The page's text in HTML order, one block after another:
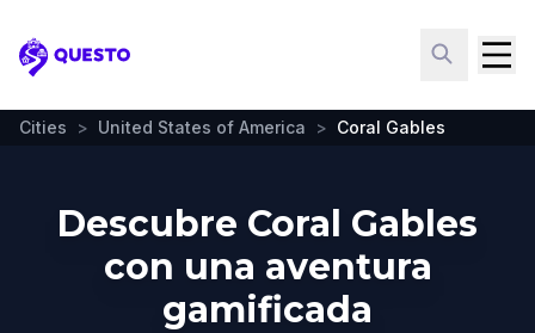
Questo
Cities > United States of America > Coral Gables
Descubre Coral Gables
con una aventura
gamificada